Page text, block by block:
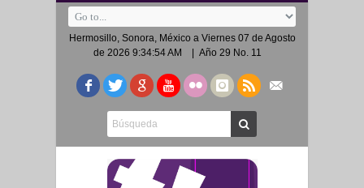
Hermosillo, Sonora, México a Viernes 07 de Agosto
de 2026 9:34:54 AM
| Año 29 No. 11